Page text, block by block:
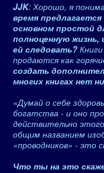
JJK: Хорошо, я
время
основном простой
полноценную жизнь,
ей следовать?
продаются как
создать
многих книгах нет
«Думай о себе
богатства - и оно
действительно
общим названием
«проводников» - это
Что ты на это